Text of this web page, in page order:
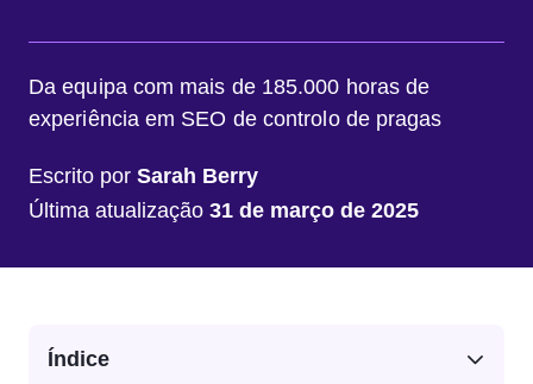
Da equipa com mais de 185.000 horas de
experiência em SEO de controlo de pragas
Escrito por Sarah Berry
Última atualização 31 de março de 2025
Índice